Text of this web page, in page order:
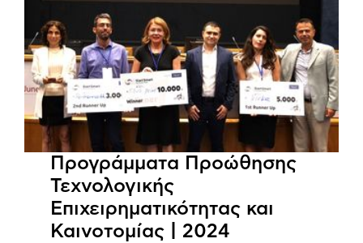
Προγράμματα Προώθησης
Τεχνολογικής
Επιχειρηματικότητας και
Καινοτομίας | 2024